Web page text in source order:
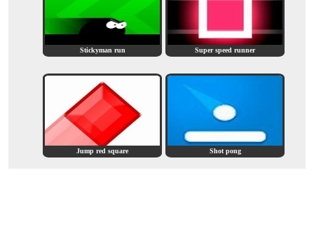
Stickyman run Super speed runner
Jump red square Shot pong